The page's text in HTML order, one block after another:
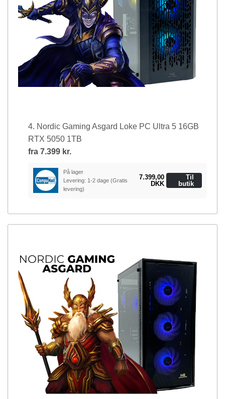
4. Nordic Gaming Asgard Loke PC Ultra 5 16GB
RTX 5050 1TB
fra 7.399 kr.
På lager
Levering: 1-2 dage (Gratis
levering)
7.399,00
DKK
Til
butik